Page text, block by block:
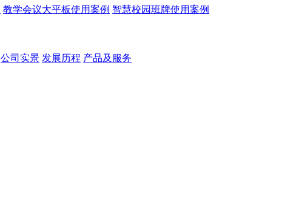
教学会议大平板使用案例 智慧校园班牌使用案例
公司实景 发展历程 产品及服务